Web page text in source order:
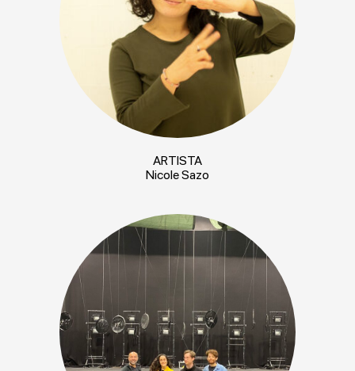
ARTISTA
Nicole Sazo